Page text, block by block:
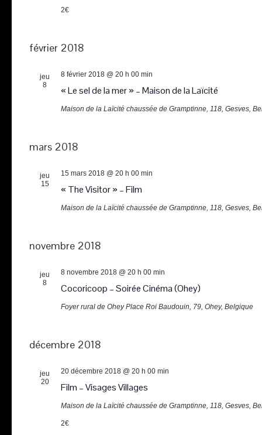
2€
février 2018
jeu
8
« Le sel de la mer » – Maison de la Laïcité
8 février 2018 @ 20 h 00 min
Maison de la Laïcité chaussée de Gramptinne, 118, Gesves,
mars 2018
jeu
15
« The Visitor » – Film
15 mars 2018 @ 20 h 00 min
Maison de la Laïcité chaussée de Gramptinne, 118, Gesves,
novembre 2018
jeu
8
Cocoricoop – Soirée Cinéma (Ohey)
8 novembre 2018 @ 20 h 00 min
Foyer rural de OheyPlace Roi Baudouin, 79, Ohey, Belgique
décembre 2018
jeu
20
Film – Visages Villages
20 décembre 2018 @ 20 h 00 min
Maison de la Laïcité chaussée de Gramptinne, 118, Gesves,
2€